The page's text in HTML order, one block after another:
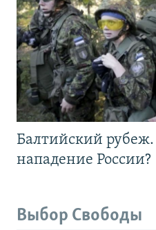
Балтийский
нападение России?
Выбор Свободы